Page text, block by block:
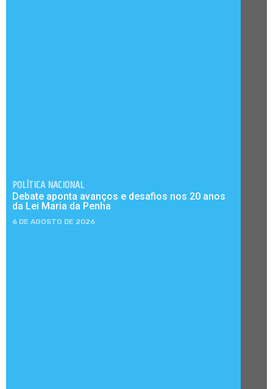
POLÍTICA NACIONAL
Debate aponta avanços e desafios nos 20 anos
da Lei Maria da Penha
6 DE AGOSTO DE 2026